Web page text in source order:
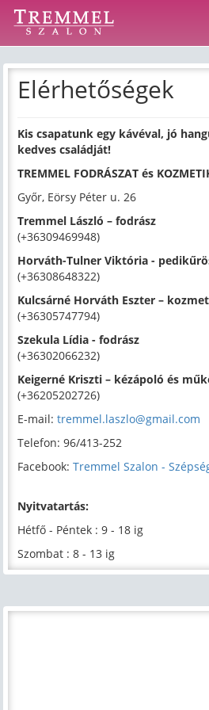
Elérhetőségek
Kis csapatunk egy kávéval, jó
kedves családját!
TREMMEL FODRÁSZAT és
Győr, Eörsy Péter u. 26
Tremmel László – fodrász
(+36309469948)
Horváth-Tulner Viktória -
(+36308648322)
Kulcsárné Horváth Eszter –
(+36305747794)
Szekula Lídia - fodrász
(+36302066232)
Keigerné Kriszti – kézápoló és
(+36205202726)
E-mail: tremmel.laszlo@gmail.com
Telefon: 96/413-252
Facebook: Tremmel Szalon -
Nyitvatartás:
Hétfő - Péntek : 9 - 18 ig
Szombat : 8 - 13 ig